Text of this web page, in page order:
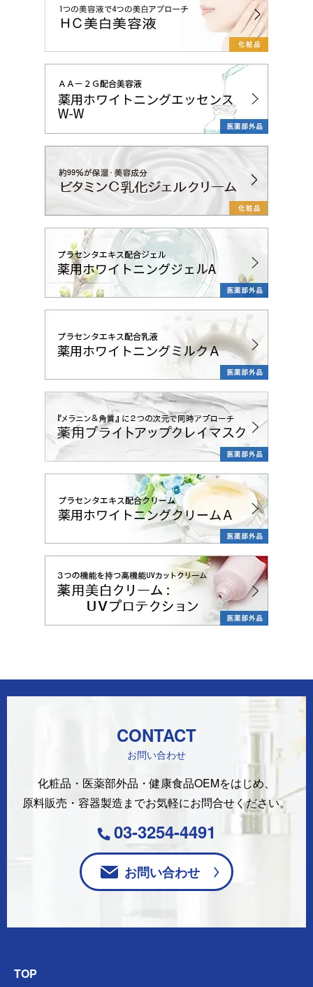
CONTACT
お問い合わせ
化粧品・医薬部外品・健康食品OEMをはじめ、
原料販売・容器製造までお気軽にお問合せください。
03-3254-4491
お問い合わせ
TOP